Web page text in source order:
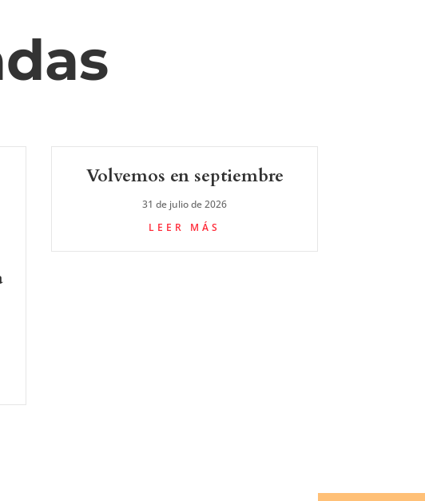
Volvemos en septiembre
31 de julio de 2026
LEER MÁS